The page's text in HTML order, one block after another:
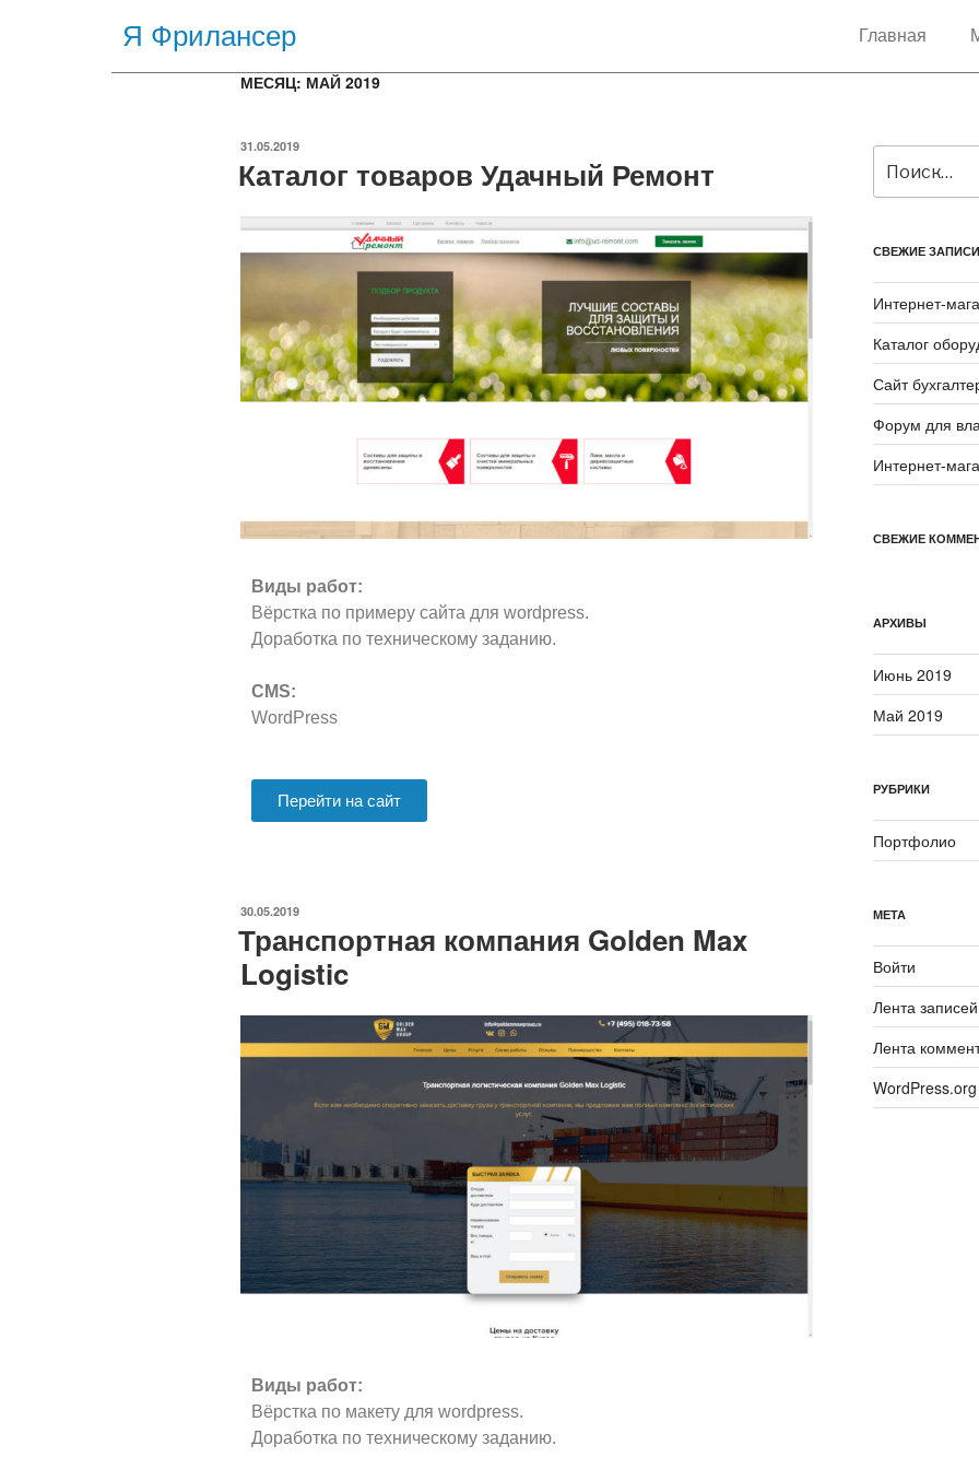
Я Фрилансер Главная
МЕСЯЦ: МАЙ 2019
31.05.2019
Каталог товаров Удачный Ремонт
Виды работ:
Вёрстка по примеру сайта для wordpress.
Доработка по техническому заданию.
CMS:
WordPress
Перейти на сайт
30.05.2019
Транспортная компания Golden Max
Logistic
Виды работ:
Вёрстка по макету для wordpress.
Доработка по техническому заданию.
СВЕЖИЕ ЗАПИСИ
Интернет-
Каталог
Сайт
Форум для
Интернет-
СВЕЖИЕ
АРХИВЫ
Июнь 2019
Май 2019
РУБРИКИ
Портфолио
МЕТА
Войти
Лента записей
Лента
WordPress.org